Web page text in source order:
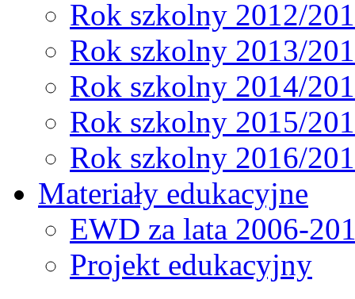
Rok szkolny 2012/
Rok szkolny 2013/
Rok szkolny 2014/
Rok szkolny 2015/
Rok szkolny 2016/
Materiały edukacyjne
EWD za lata 2006-
Projekt edukacyjny